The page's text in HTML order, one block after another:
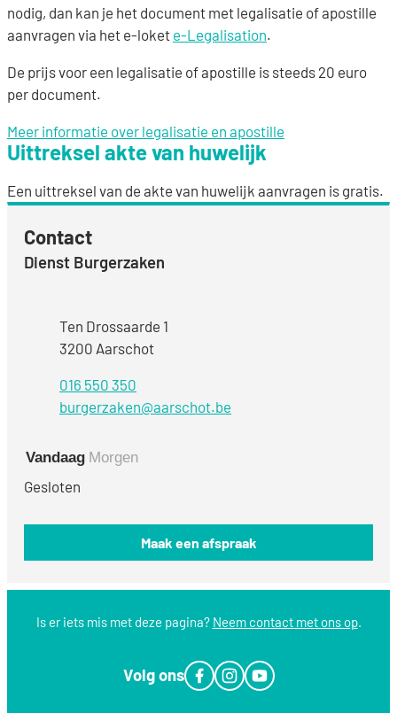
nodig, dan kan je het document met legalisatie of apostille
aanvragen via het e-loket e-Legalisation.
De prijs voor een legalisatie of apostille is steeds 20 euro
per document.
Meer informatie over legalisatie en apostille
Uittreksel akte van huwelijk
Een uittreksel van de akte van huwelijk aanvragen is gratis.
Contact
Dienst Burgerzaken
AdresTen Drossaarde 1
,3200 Aarschot
016 550 350
E-mailburgerzaken@aarschot.be
Vandaag Morgen
Gesloten
Maak een afspraak
Is er iets mis met deze pagina? Neem contact met ons op.
Volg ons
Facebook
Instagram
YouTube